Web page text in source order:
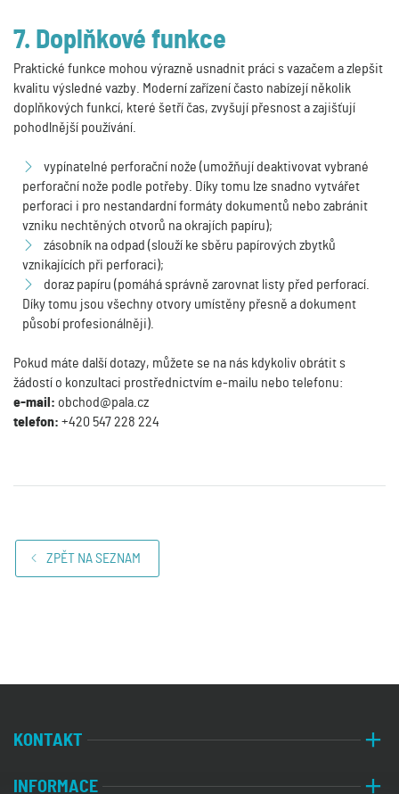
7. Doplňkové funkce
Praktické funkce mohou výrazně usnadnit práci s vazačem a zlepšit
kvalitu výsledné vazby. Moderní zařízení často nabízejí několik
doplňkových funkcí, které šetří čas, zvyšují přesnost a zajišťují
pohodlnější používání.
vypínatelné perforační nože (umožňují deaktivovat vybrané
perforační nože podle potřeby. Díky tomu lze snadno vytvářet
perforaci i pro nestandardní formáty dokumentů nebo zabránit
vzniku nechtěných otvorů na okrajích papíru);
zásobník na odpad (slouží ke sběru papírových zbytků
vznikajících při perforaci);
doraz papíru (pomáhá správně zarovnat listy před perforací.
Díky tomu jsou všechny otvory umístěny přesně a dokument
působí profesionálněji).
Pokud máte další dotazy, můžete se na nás kdykoliv obrátit s
žádostí o konzultaci prostřednictvím e-mailu nebo telefonu:
e-mail: obchod@pala.cz
telefon: +420 547 228 224
ZPĚT NA SEZNAM
KONTAKT
INFORMACE